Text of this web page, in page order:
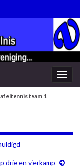
team 1
drie en vierkamp